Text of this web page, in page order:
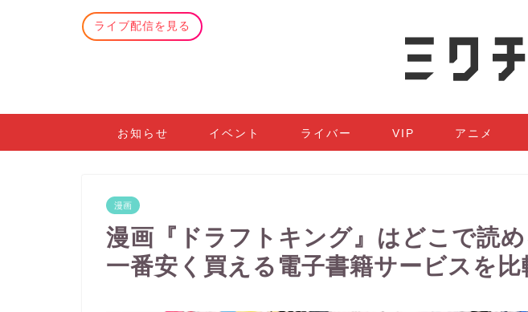
ライブ配信を見る
お知らせ イベント ライバー VIP アニメ
漫画
漫画『ドラフトキング』はどこで読
一番安く買える電子書籍サービスを比